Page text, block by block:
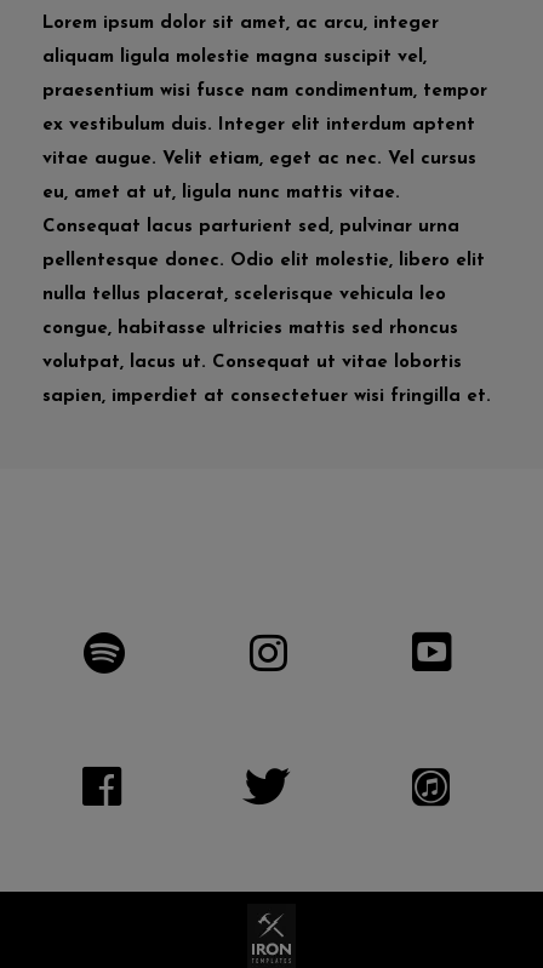
Lorem ipsum dolor sit amet, ac arcu, integer
aliquam ligula molestie magna suscipit vel,
praesentium wisi fusce nam condimentum, tempor
ex vestibulum duis. Integer elit interdum aptent
vitae augue. Velit etiam, eget ac nec. Vel cursus
eu, amet at ut, ligula nunc mattis vitae.
Consequat lacus parturient sed, pulvinar urna
pellentesque donec. Odio elit molestie, libero elit
nulla tellus placerat, scelerisque vehicula leo
congue, habitasse ultricies mattis sed rhoncus
volutpat, lacus ut. Consequat ut vitae lobortis
sapien, imperdiet at consectetuer wisi fringilla et.